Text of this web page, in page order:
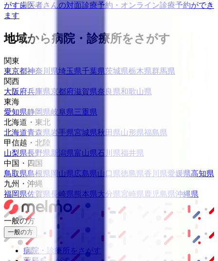
がす歯医者さんの対面診療予約・オンライン診療予約ができ
ます
地域から病院・診療所をさがす
関東
東京都神奈川県埼玉県千葉県茨城県栃木県群馬県
関西
大阪府兵庫県京都府滋賀県奈良県和歌山県
東海
愛知県静岡県岐阜県三重県
北海道・東北
北海道青森県岩手県宮城県秋田県山形県福島県
甲信越・北陸
山梨県長野県新潟県富山県石川県福井県
中国・四国
鳥取県島根県 岡山県広島県山口県徳島県香川県愛媛県高知県
九州・沖縄
福岡県佐賀県長崎県熊本県大分県宮崎県 鹿児島県沖縄県
一般の方
一般の方
病院・診療所をさがす